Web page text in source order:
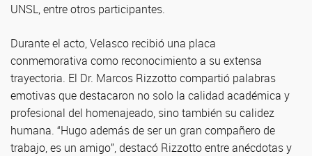
UNSL, entre otros participantes.
Durante el acto, Velasco recibió una placa
conmemorativa como reconocimiento a su extensa
trayectoria. El Dr. Marcos Rizzotto compartió palabras
emotivas que destacaron no solo la calidad académica y
profesional del homenajeado, sino también su calidez
humana. “Hugo además de ser un gran compañero de
trabajo, es un amigo”, destacó Rizzotto entre anécdotas y